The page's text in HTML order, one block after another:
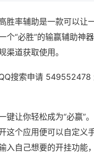
胜率辅助是一款可以让
个“必胜”的输赢辅助神
渠道获取使用。
搜索申请 549552478
键让你轻松成为“必赢”
这个应用便可以自定义
入自己想要的开挂功能